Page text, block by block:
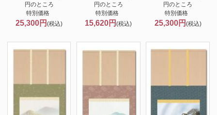
円のところ
特別価格
25,300円(税込)
円のところ
特別価格
15,620円(税込)
円のところ
特別価格
25,300円 (税込)